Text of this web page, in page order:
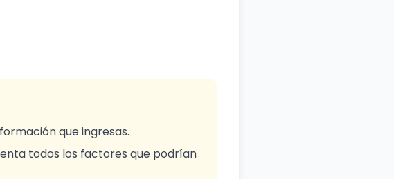
que ingresas.
todos los factores que podrían